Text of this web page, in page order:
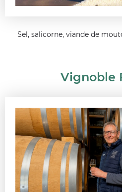
Sel, salicorne, viande de
Vignoble